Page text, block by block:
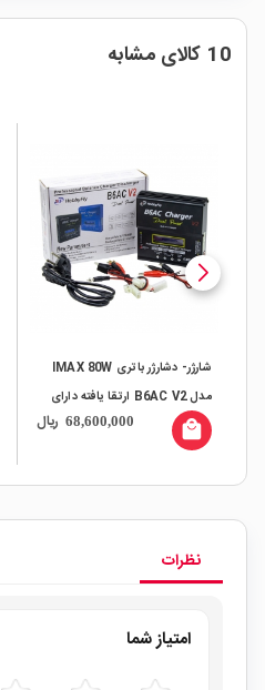
10 کالای مشابه
شارژر- دشارژر باتری IMAX 80W
مدل B6AC V2 ارتقا یافته دارای
نمایشگر و پورت بالانس68,600,000 ریال local_mall
نظرات
امتیاز شما